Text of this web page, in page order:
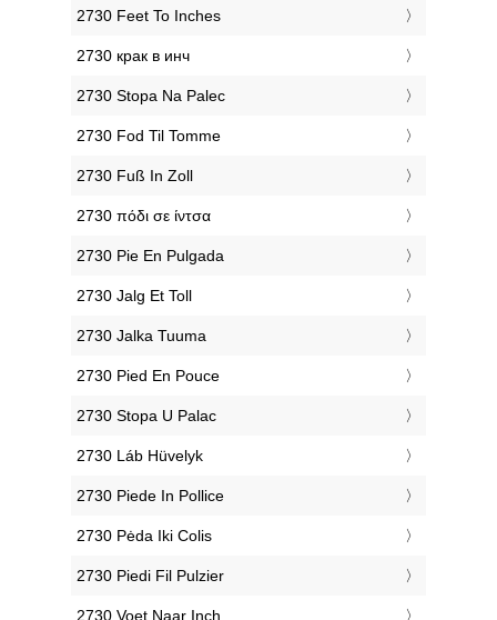
‎2730 Feet To Inches
‎2730 крак в инч
‎2730 Stopa Na Palec
‎2730 Fod Til Tomme
‎2730 Fuß In Zoll
‎2730 πόδι σε ίντσα
‎2730 Pie En Pulgada
‎2730 Jalg Et Toll
‎2730 Jalka Tuuma
‎2730 Pied En Pouce
‎2730 Stopa U Palac
‎2730 Láb Hüvelyk
‎2730 Piede In Pollice
‎2730 Pėda Iki Colis
‎2730 Piedi Fil Pulzier
‎2730 Voet Naar Inch